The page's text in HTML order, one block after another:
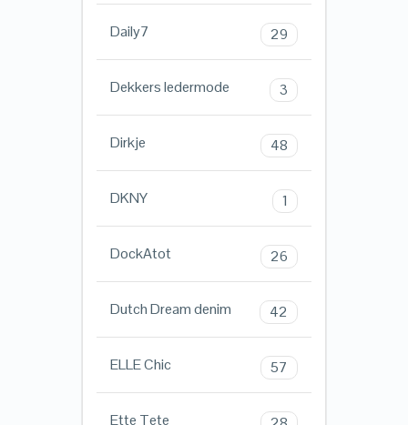
Daily7 29
Dekkers ledermode 3
Dirkje 48
DKNY 1
DockAtot 26
Dutch Dream denim 42
ELLE Chic 57
Ette Tete